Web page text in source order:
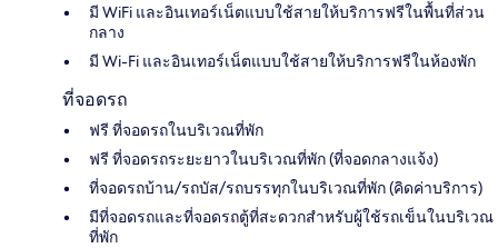
มี WiFi และอินเทอร์เน็ตแบบใช้สายให้บริการฟรีในพื้นที่ส่วน
กลาง
มี Wi-Fi และอินเทอร์เน็ตแบบใช้สายให้บริการฟรีในห้องพัก
ที่จอดรถ
ฟรี ที่จอดรถในบริเวณที่พัก
ฟรี ที่จอดรถระยะยาวในบริเวณที่พัก (ที่จอดกลางแจ้ง)
ที่จอดรถบ้าน/รถบัส/รถบรรทุกในบริเวณที่พัก (คิดค่าบริการ)
มีที่จอดรถและที่จอดรถตู้ที่สะดวกสำหรับผู้ใช้รถเข็นในบริเวณ
ที่พัก